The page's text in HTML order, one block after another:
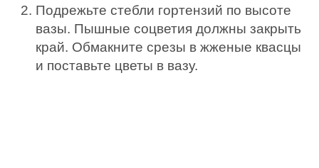
Подрежьте стебли гортензий по высоте
вазы. Пышные соцветия должны закрыть
край. Обмакните срезы в жженые квасцы
и поставьте цветы в вазу.